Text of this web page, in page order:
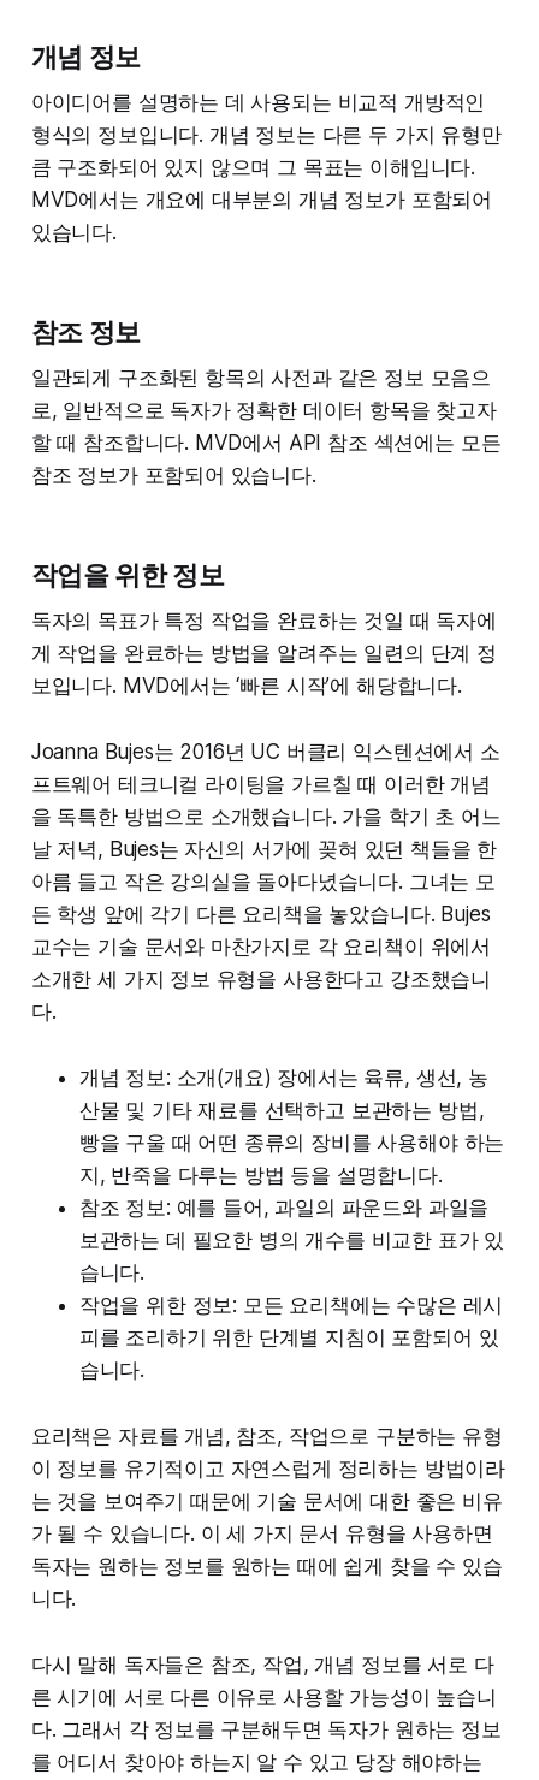
개념 정보
아이디어를 설명하는 데 사용되는 비교적 개방적인
형식의 정보입니다. 개념 정보는 다른 두 가지 유형만
큼 구조화되어 있지 않으며 그 목표는 이해입니다.
MVD에서는 개요에 대부분의 개념 정보가 포함되어
있습니다.
참조 정보
일관되게 구조화된 항목의 사전과 같은 정보 모음으
로, 일반적으로 독자가 정확한 데이터 항목을 찾고자
할 때 참조합니다. MVD에서 API 참조 섹션에는 모든
참조 정보가 포함되어 있습니다.
작업을 위한 정보
독자의 목표가 특정 작업을 완료하는 것일 때 독자에
게 작업을 완료하는 방법을 알려주는 일련의 단계 정
보입니다. MVD에서는 ‘빠른 시작’에 해당합니다.
Joanna Bujes는 2016년 UC 버클리 익스텐션에서 소
프트웨어 테크니컬 라이팅을 가르칠 때 이러한 개념
을 독특한 방법으로 소개했습니다. 가을 학기 초 어느
날 저녁, Bujes는 자신의 서가에 꽂혀 있던 책들을 한
아름 들고 작은 강의실을 돌아다녔습니다. 그녀는 모
든 학생 앞에 각기 다른 요리책을 놓았습니다. Bujes
교수는 기술 문서와 마찬가지로 각 요리책이 위에서
소개한 세 가지 정보 유형을 사용한다고 강조했습니
다.
개념 정보: 소개(개요) 장에서는 육류, 생선, 농
산물 및 기타 재료를 선택하고 보관하는 방법,
빵을 구울 때 어떤 종류의 장비를 사용해야 하는
지, 반죽을 다루는 방법 등을 설명합니다.
참조 정보: 예를 들어, 과일의 파운드와 과일을
보관하는 데 필요한 병의 개수를 비교한 표가 있
습니다.
작업을 위한 정보: 모든 요리책에는 수많은 레시
피를 조리하기 위한 단계별 지침이 포함되어 있
습니다.
요리책은 자료를 개념, 참조, 작업으로 구분하는 유형
이 정보를 유기적이고 자연스럽게 정리하는 방법이라
는 것을 보여주기 때문에 기술 문서에 대한 좋은 비유
가 될 수 있습니다. 이 세 가지 문서 유형을 사용하면
독자는 원하는 정보를 원하는 때에 쉽게 찾을 수 있습
니다.
다시 말해 독자들은 참조, 작업, 개념 정보를 서로 다
른 시기에 서로 다른 이유로 사용할 가능성이 높습니
다. 그래서 각 정보를 구분해두면 독자가 원하는 정보
를 어디서 찾아야 하는지 알 수 있고 당장 해야하는